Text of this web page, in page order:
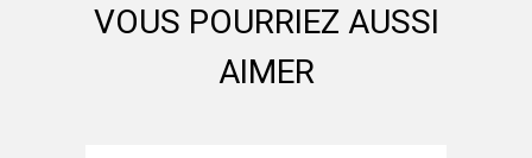
VOUS POURRIEZ AUSSI
AIMER